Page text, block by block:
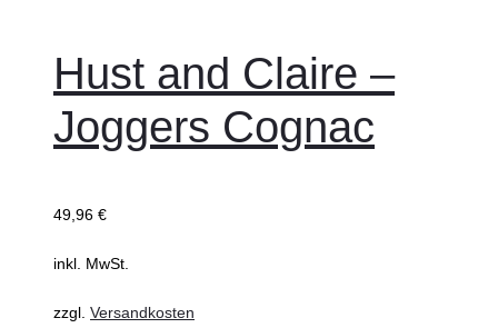
Hust and Claire –
Joggers Cognac
49,96 €
inkl. MwSt.
zzgl. Versandkosten